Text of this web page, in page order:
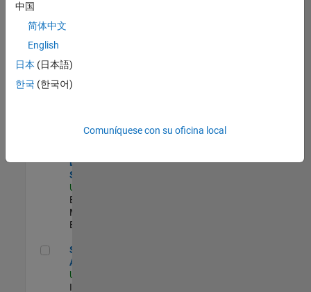
Principal IAM/AD Engineer
US-MA-Natick
Technology |
Director,
Software
Licensing
Strategy
US-MA-Natick
Business
Model Team |
Experimentado
Senior CRM Analyst
Senior CRM
Analyst
US-MA-Natick
Information
中国
简体中文
English
日本 (日本語)
한국 (한국어)
Comuníquese con su oficina local